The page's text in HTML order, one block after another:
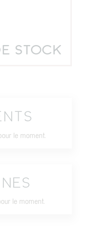
STOCK
le moment.
le moment.
ChronoFresh.